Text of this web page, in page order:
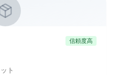
信頼度高
ト